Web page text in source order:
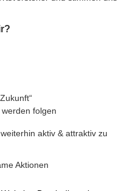
folgen
aktiv & attraktiv zu
Aktionen